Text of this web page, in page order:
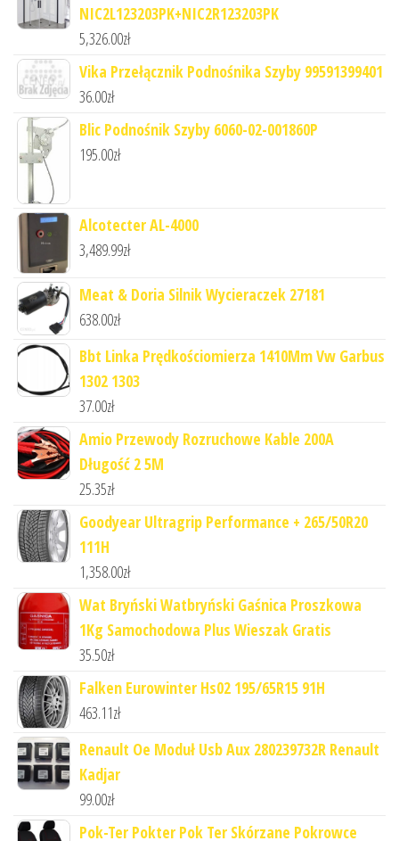
NIC2L123203PK+NIC2R123203PK
5,326.00zł
Vika Przełącznik Podnośnika Szyby 99591399401
36.00zł
Blic Podnośnik Szyby 6060-02-001860P
195.00zł
Alcotecter AL-4000
3,489.99zł
Meat & Doria Silnik Wycieraczek 27181
638.00zł
Bbt Linka Prędkościomierza 1410Mm Vw Garbus
1302 1303
37.00zł
Amio Przewody Rozruchowe Kable 200A
Długość 2 5M
25.35zł
Goodyear Ultragrip Performance + 265/50R20
111H
1,358.00zł
Wat Bryński Watbryński Gaśnica Proszkowa
1Kg Samochodowa Plus Wieszak Gratis
35.50zł
Falken Eurowinter Hs02 195/65R15 91H
463.11zł
Renault Oe Moduł Usb Aux 280239732R Renault
Kadjar
99.00zł
Pok-Ter Pokter Pok Ter Skórzane Pokrowce